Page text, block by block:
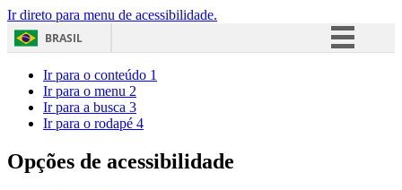
Ir direto para menu de acessibilidade.
BRASIL
Acesso à informação
Ir para o conteúdo 1
Ir para o menu 2
Ir para a busca 3
Ir para o rodapé 4
Opções de acessibilidade